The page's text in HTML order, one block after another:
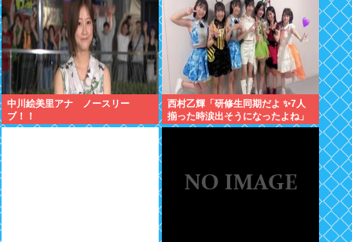
中川絵美里アナ ノースリー
ブ！！
西村乙輝「研修生同期だよ ✨7人
揃った時涙出そうになったよね」